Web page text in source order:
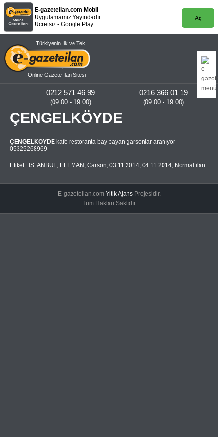
E-gazeteilan.com Mobil
Uygulamamız Yayındadır.
Ücretsiz - Google Play
Aç
Türkiyenin İlk ve Tek
Online Gazete İlan Sitesi
0216 366 01 19
(09:00 - 19:00)
0212 571 46 99
(09:00 - 19:00)
ÇENGELKÖYDE
ÇENGELKÖYDE kafe restoranta bay bayan garsonlar aranıyor
05325268969
Etiket : İSTANBUL, ELEMAN , Garson, 03.11.2014, 04.11.2014, Normal ilan
E-gazeteilan.comYitik Ajans Projesidir.
Tüm Hakları Saklıdır.